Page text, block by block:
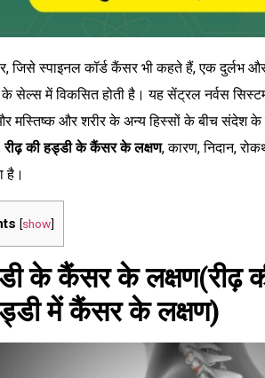
जिसे स्पाइनल कॉर्ड कैंसर भी कहते हैं, एक दुर्लभ और
सेल्स में विकसित होती है। यह सेंट्रल नर्वस
मस्तिष्क और शरीर के अन्य हिस्सों के बीच संदेश
रीढ़ की हड्डी के कैंसर के लक्षण, कारण, निदान,
है।
[show]
के कैंसर के लक्षण(रीढ़
में कैंसर के लक्षण)